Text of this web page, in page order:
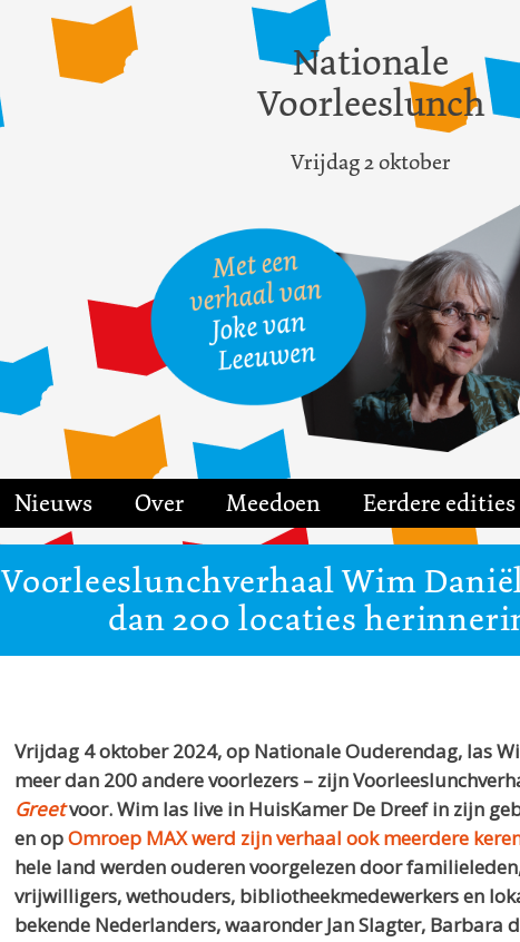
Nationale
Voorleeslunch
Vrijdag 2 oktober
Nieuws Over Meedoen Eerdere edities
Voorleeslunchverhaal Wim
dan 200 locaties
Vrijdag 4 oktober 2024, op Nationale Ouderendag, las
meer dan 200 andere voorlezers – zijn
Greetvoor. Wim las live in HuisKamer De Dreef in zijn
en opOmroep MAX werd zijn verhaal ook meerdere
hele land werden ouderen voorgelezen door
vrijwilligers, wethouders, bibliotheekmedewerkers en
bekende Nederlanders, waaronder Jan Slagter, Barbara